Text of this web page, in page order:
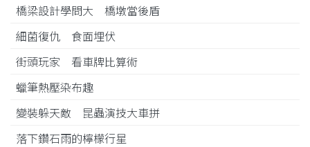
橋梁設計學問大 橋墩當後盾
細菌復仇 食面埋伏
街頭玩家 看車牌比算術
蠟筆熱壓染布趣
變裝躲天敵 昆蟲演技大車拼
落下鑽石雨的檸檬行星